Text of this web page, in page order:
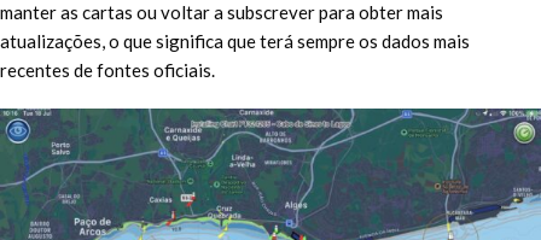
manter as cartas ou voltar a subscrever para obter mais
atualizações, o que significa que terá sempre os dados mais
recentes de fontes oficiais.